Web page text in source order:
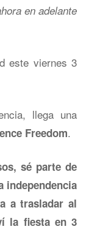
en adelante
este viernes 3
llega una
Freedom.
sé parte de
independencia
a trasladar al
la fiesta en 3